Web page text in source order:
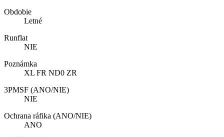
Obdobie
Letné
Runflat
NIE
Poznámka
XL FR ND0 ZR
3PMSF (ANO/NIE)
NIE
Ochrana ráfika (ANO/NIE)
ANO